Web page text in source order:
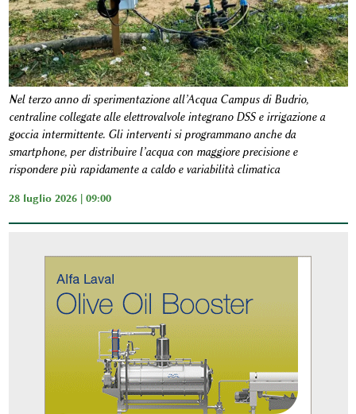
Nel terzo anno di sperimentazione all’Acqua Campus di Budrio,
centraline collegate alle elettrovalvole integrano DSS e irrigazione a
goccia intermittente. Gli interventi si programmano anche da
smartphone, per distribuire l’acqua con maggiore precisione e
rispondere più rapidamente a caldo e variabilità climatica
28 luglio 2026 | 09:00